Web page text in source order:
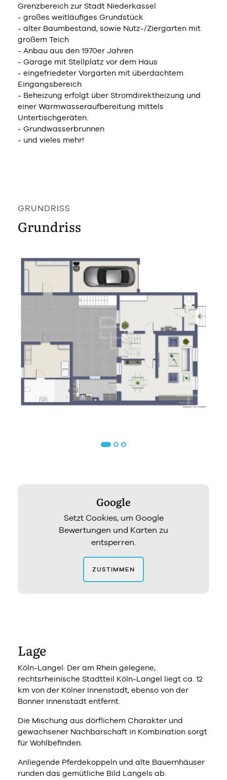
Grenzbereich zur Stadt Niederkassel
- großes weitläufiges Grundstück
- alter Baumbestand, sowie Nutz-/Ziergarten mit
großem Teich
- Anbau aus den 1970er Jahren
- Garage mit Stellplatz vor dem Haus
- eingefriedeter Vorgarten mit überdachtem
Eingangsbereich
- Beheizung erfolgt über Stromdirektheizung und
einer Warmwasseraufbereitung mittels
Untertischgeräten.
- Grundwasserbrunnen
- und vieles mehr!
GRUNDRISS
Grundriss
Google
Setzt Cookies, um Google
Bewertungen und Karten zu
entsperren.
ZUSTIMMEN
Lage
Köln-Langel: Der am Rhein gelegene,
rechtsrheinische Stadtteil Köln-Langel liegt ca. 12
km von der Kölner Innenstadt, ebenso von der
Bonner Innenstadt entfernt.
Die Mischung aus dörflichem Charakter und
gewachsener Nachbarschaft in Kombination sorgt
für Wohlbefinden.
Anliegende Pferdekoppeln und alte Bauernhäuser
runden das gemütliche Bild Langels ab.